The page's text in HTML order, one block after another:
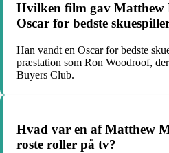
Hvilken film gav Matthew
Oscar for bedste
Han vandt en Oscar for bedste
præstation som Ron Woodroof,
Buyers Club.
Hvad var en af Matthew
roste roller på tv?